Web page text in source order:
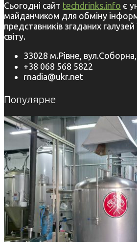
Сьогодні сайт techdrinks.info є
майданчиком для обміну
представників згаданих галузей
світу.
33028 м.Рівне,
+38 068 568 5822
rnadia@ukr.net
Популярне